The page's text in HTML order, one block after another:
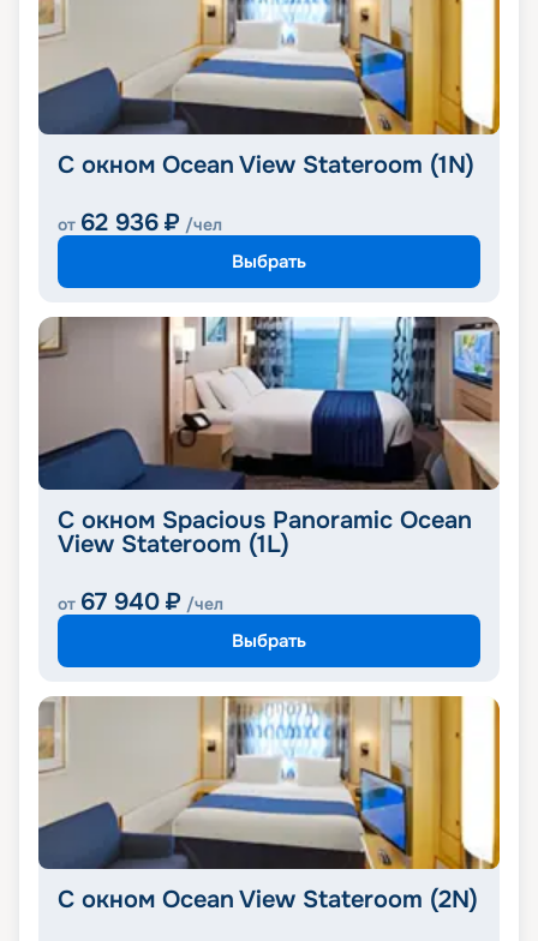
С окном Ocean View Stateroom (1N)
от 62 936 ₽ /чел
Выбрать
С окном Spacious Panoramic Ocean
View Stateroom (1L)
от 67 940 ₽ /чел
Выбрать
С окном Ocean View Stateroom (2N)